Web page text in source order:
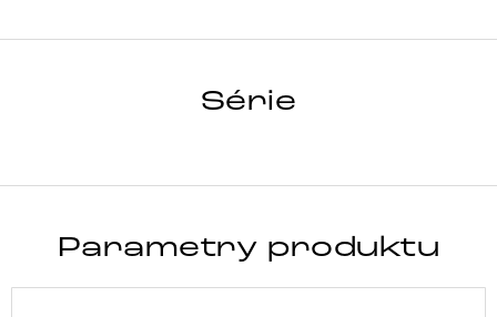
Série
Parametry produktu